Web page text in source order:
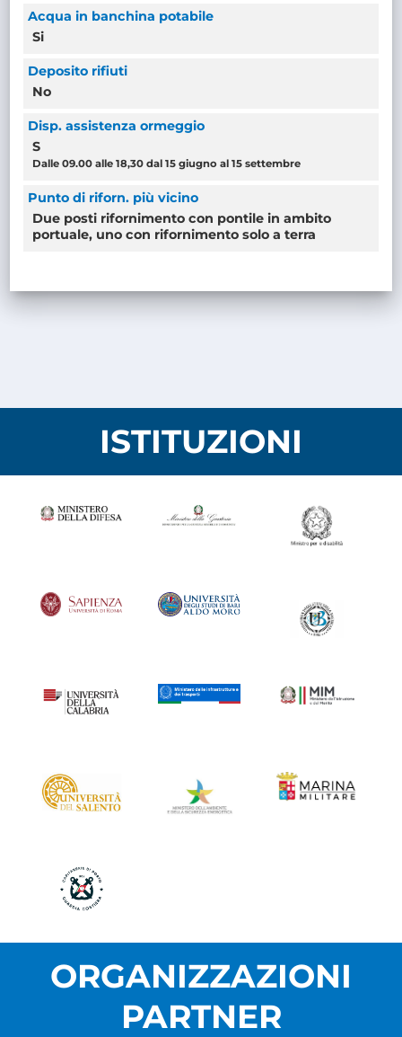
Acqua in banchina potabile
Si
Deposito rifiuti
No
Disp. assistenza ormeggio
S
Dalle 09.00 alle 18,30 dal 15 giugno al 15 settembre
Punto di riforn. più vicino
Due posti rifornimento con pontile in ambito
portuale, uno con rifornimento solo a terra
ISTITUZIONI
ORGANIZZAZIONI
PARTNER